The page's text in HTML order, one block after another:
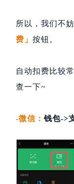
所以，我们不
费」 按钮。
自动扣费比较
查一下~
-微信： 钱包->